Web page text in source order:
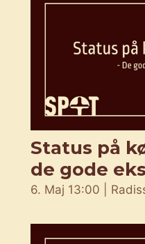
Status på
de gode
6. Maj 13:00 |